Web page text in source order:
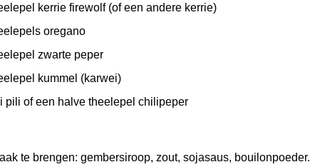
kerrie firewolf (of een andere kerrie)
oregano
zwarte peper
kummel (karwei)
pili of een halve theelepel chilipeper
te brengen: gembersiroop, zout, sojasaus, bouilonpoeder.